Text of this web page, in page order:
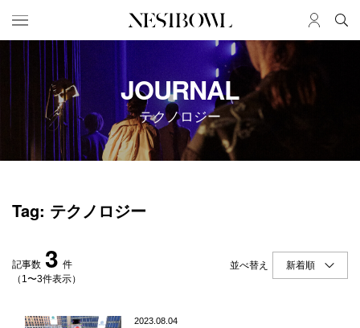
HOME
求人検索
新着求人
ブランド一覧
インタビュー
ニュース＆イベント
データ
SERVICE
JOURNAL
テクノロジー
Tag: テクノロジー
記事数 3 件
（1〜3件表示）
並べ替え
2023.08.04